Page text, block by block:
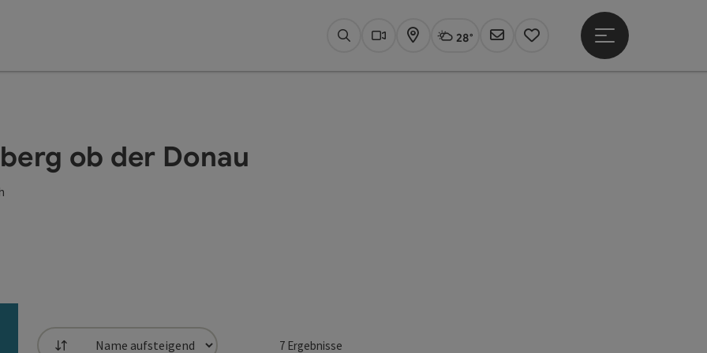
SuchenWebcams
KarteAktuelles Wetter Linz, wolkig
28°
Newsletter
Merkzettel
Hauptmenü öffnen
ob der Donau
7Ergebnisse